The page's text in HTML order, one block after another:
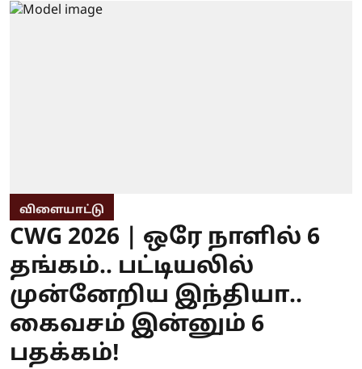
விளையாட்டு
CWG 2026 | ஒரே நாளில் 6
தங்கம்.. பட்டியலில்
முன்னேறிய இந்தியா..
கைவசம் இன்னும் 6
பதக்கம்!